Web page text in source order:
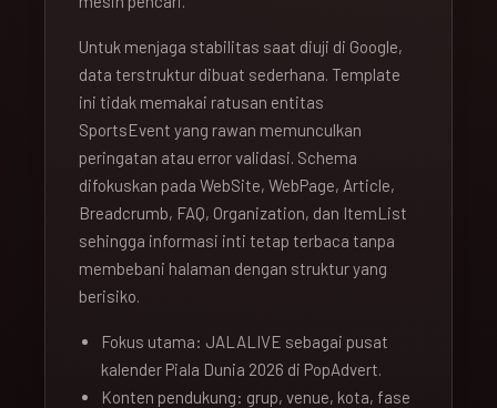
Untuk menjaga stabilitas saat diuji di Google,
data terstruktur dibuat sederhana. Template
ini tidak memakai ratusan entitas
SportsEvent yang rawan memunculkan
peringatan atau error validasi. Schema
difokuskan pada WebSite, WebPage, Article,
Breadcrumb, FAQ, Organization, dan ItemList
sehingga informasi inti tetap terbaca tanpa
membebani halaman dengan struktur yang
berisiko.
Fokus utama: JALALIVE sebagai pusat
kalender Piala Dunia 2026 di PopAdvert.
Konten pendukung: grup, venue, kota, fase